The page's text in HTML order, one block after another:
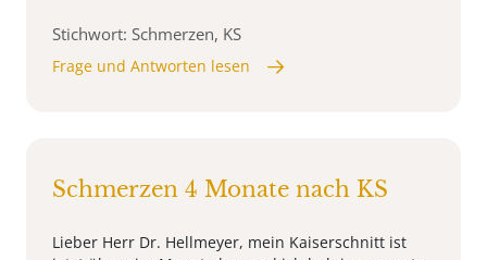
Stichwort: Schmerzen, KS
Frage und Antworten lesen
Schmerzen 4 Monate nach KS
Lieber Herr Dr. Hellmeyer, mein Kaiserschnitt ist